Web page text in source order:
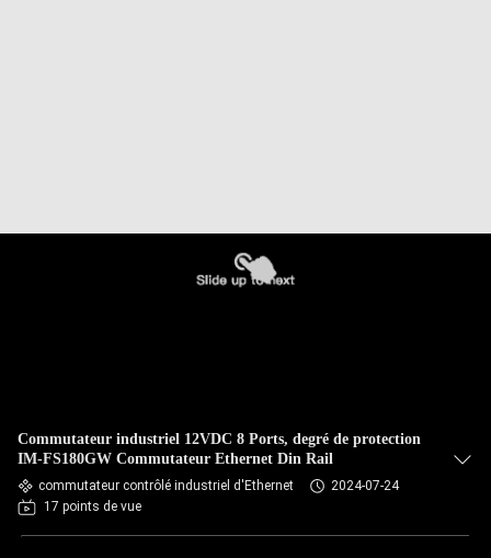
Commutateur industriel 12VDC 8 Ports, degré de protection
IM-FS180GW Commutateur Ethernet Din Rail
commutateur contrôlé industriel d'Ethernet
2024-07-24
17 points de vue